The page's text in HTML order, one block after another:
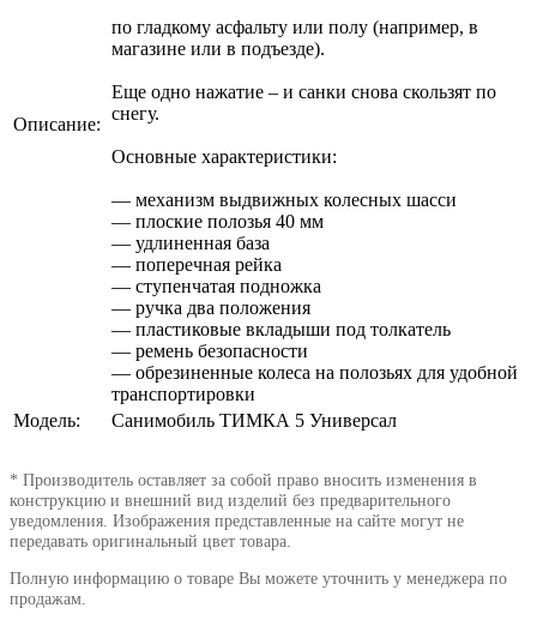
Описание:
по гладкому асфальту или полу (например, в
магазине или в подъезде).
Еще одно нажатие – и санки снова скользят по
снегу.
Основные характеристики:
— механизм выдвижных колесных шасси
— плоские полозья 40 мм
— удлиненная база
— поперечная рейка
— ступенчатая подножка
— ручка два положения
— пластиковые вкладыши под толкатель
— ремень безопасности
— обрезиненные колеса на полозьях для удобной
транспортировки
Модель:
Санимобиль ТИМКА 5 Универсал
* Производитель оставляет за собой право вносить изменения в
конструкцию и внешний вид изделий без предварительного
уведомления. Изображения представленные на сайте могут не
передавать оригинальный цвет товара.
Полную информацию о товаре Вы можете уточнить у менеджера по
продажам.